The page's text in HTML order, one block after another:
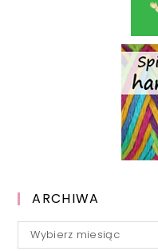
ARCHIWA
Archiwa
Wybierz miesiąc